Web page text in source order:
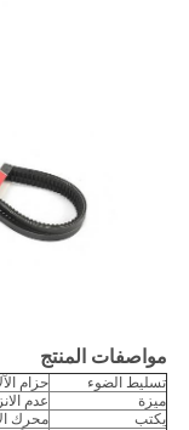
مواصفات المنتج
تسليط الضوء
حزام
ميزة
عدم
يكتب
محرك